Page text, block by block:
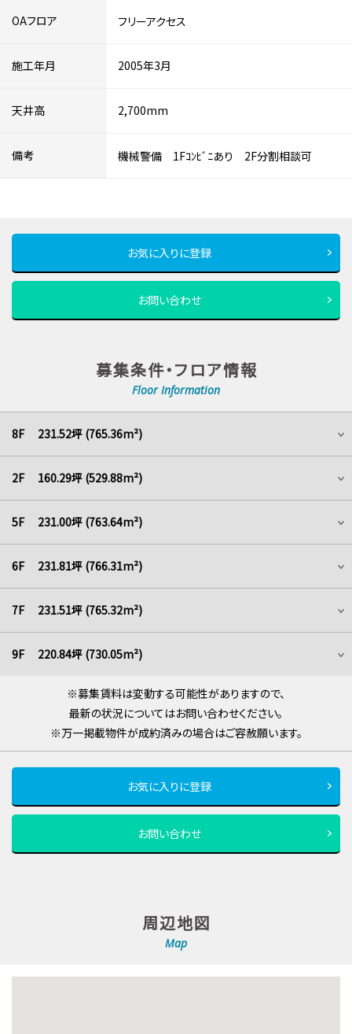
OAフロア フリーアクセス
施工年月 2005年3月
天井高 2,700mm
備考 機械警備 1Fｺﾝﾋﾞﾆあり 2F分割相談可
お気に入りに登録
お問い合わせ
募集条件・フロア情報
Floor Information
8F 231.52坪 (765.36m²)
2F 160.29坪 (529.88m²)
5F 231.00坪 (763.64m²)
6F 231.81坪 (766.31m²)
7F 231.51坪 (765.32m²)
9F 220.84坪 (730.05m²)
※募集賃料は変動する可能性がありますので、
最新の状況についてはお問い合わせください。
※万一掲載物件が成約済みの場合はご容赦願います。
お気に入りに登録
お問い合わせ
周辺地図
Map